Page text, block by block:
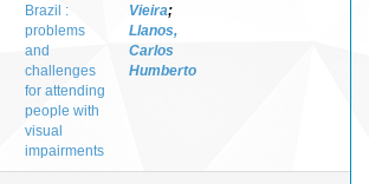
Brazil :
problems
and
challenges
for attending
people with
visual
impairments
Vieira;
Llanos,
Carlos
Humberto